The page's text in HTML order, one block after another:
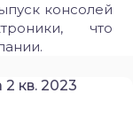
консолей
что
кв. 2023